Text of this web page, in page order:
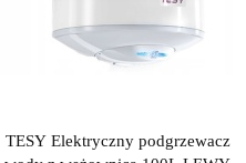
TESY Elektryczny podgrzewacz